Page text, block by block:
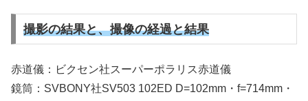
撮影の結果と、撮像の経過と結果
赤道儀：ビクセン社スーパーポラリス赤道儀
鏡筒：SVBONY社SV503 102ED D=102mm・f=714mm・